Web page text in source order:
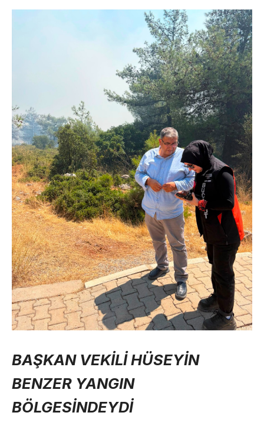
BAŞKAN VEKİLİ HÜSEYİN
BENZER YANGIN
BÖLGESİNDEYDİ